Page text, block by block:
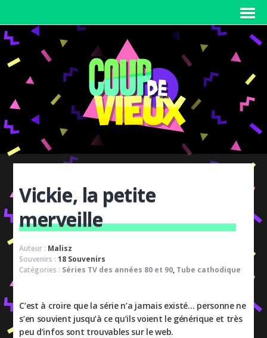
Vickie, la petite
merveille
Auteur : Malisz
Souvenirs :18 Souvenirs
Catégories : Séries TV des années 80 et 90, Tube cathodique
C’est à croire que la série n’a jamais existé… personne ne
s’en souvient jusqu’à ce qu’ils voient le générique et très
peu d’infos sont trouvables sur le web.